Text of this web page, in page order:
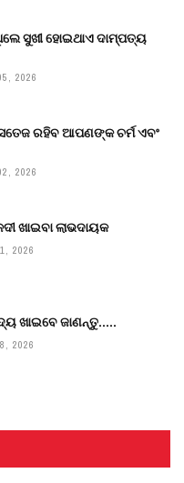
ସୁଖୀ ହୋଇଥାଏ ଦାମ୍ପତ୍ୟ
2026
ରହିବ ଆପଣଙ୍କ ଚର୍ମ ଏବଂ
2026
ଖାଇବା ଲାଭଦାୟକ
2026
ଖାଇବେ ଜାଣନ୍ତୁ.....
2026